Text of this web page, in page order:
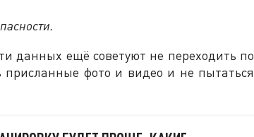
данных ещё советуют не переходить по
фото и видео и не пытаться